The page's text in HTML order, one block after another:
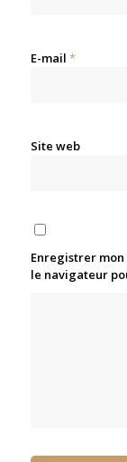
E-mail *
Site web
Enregistrer
le navigateur